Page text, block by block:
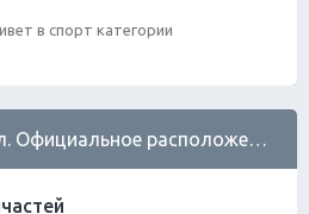
в спорт категории
расположение платной РЕКЛАМЫ.